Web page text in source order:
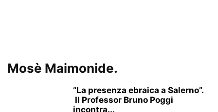
Mosè Maimonide.
“La presenza ebraica a Salerno”.
Il Professor Bruno Poggi
incontra...